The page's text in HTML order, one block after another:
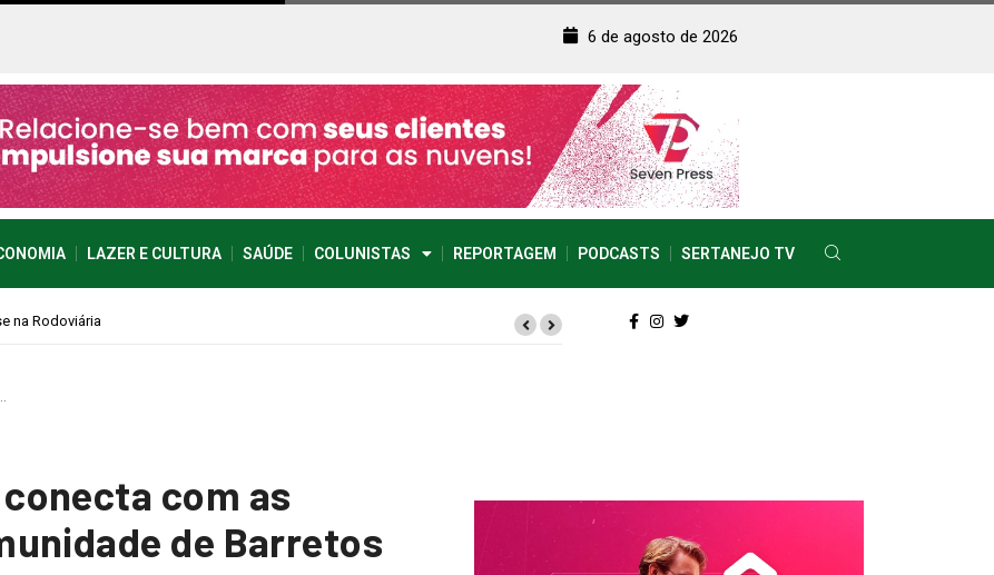
6 de agosto de 2026
LAZER E CULTURA SAÚDE COLUNISTAS REPORTAGEM PODCASTS SERTANEJO TV
com as
de Barretos